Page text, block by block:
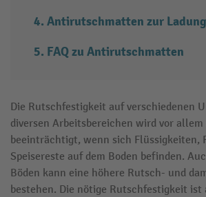
Antirutschmatten zur
FAQ zu Antirutschmatten
Die Rutschfestigkeit auf verschiedenen
diversen Arbeitsbereichen wird vor allem
beeinträchtigt, wenn sich Flüssigkeiten,
Speisereste auf dem Boden befinden.
Böden kann eine höhere Rutsch- und
bestehen. Die nötige Rutschfestigkeit ist